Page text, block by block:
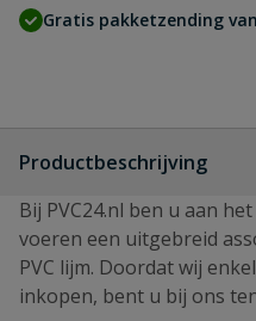
Gratis pakketzending
Productbeschrijving
Bij PVC24.nl ben u aan
voeren een uitgebreid
PVC lijm. Doordat wij
inkopen, bent u bij ons